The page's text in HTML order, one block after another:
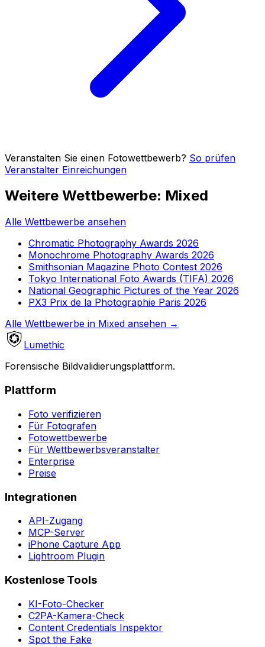
Veranstalten Sie einen Fotowettbewerb? So prüfen
Veranstalter Einreichungen
Weitere Wettbewerbe: Mixed
Alle Wettbewerbe ansehen
Chromatic Photography Awards 2026
Monochrome Photography Awards 2026
Smithsonian Magazine Photo Contest 2026
Tokyo International Foto Awards (TIFA) 2026
National Geographic Pictures of the Year 2026
PX3 Prix de la Photographie Paris 2026
Alle Wettbewerbe in Mixed ansehen →
Lumethic
Forensische Bildvalidierungsplattform.
Plattform
Foto verifizieren
Für Fotografen
Fotowettbewerbe
Für Wettbewerbsveranstalter
Enterprise
Preise
Integrationen
API-Zugang
MCP-Server
iPhone Capture App
Lightroom Plugin
Kostenlose Tools
KI-Foto-Checker
C2PA-Kamera-Check
Content Credentials Inspektor
Spot the Fake